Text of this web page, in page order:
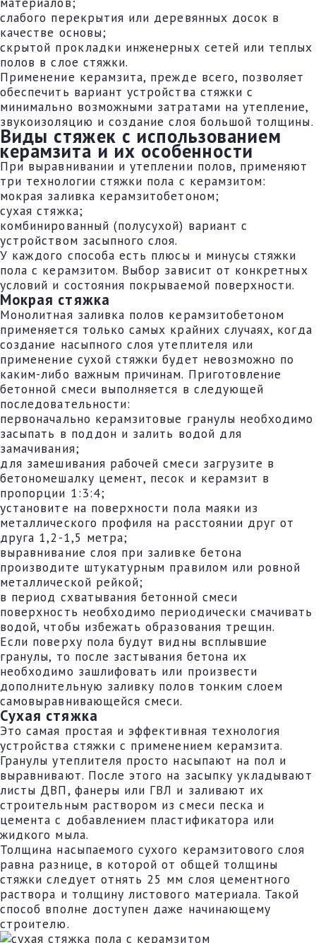
слабого перекрытия или деревянных досок в
качестве основы;
скрытой прокладки инженерных сетей или теплых
полов в слое стяжки.
Применение керамзита, прежде всего, позволяет
обеспечить вариант устройства стяжки с
минимально возможными затратами на утепление,
звукоизоляцию и создание слоя большой толщины.
Виды стяжек с использованием
керамзита и их особенности
При выравнивании и утеплении полов, применяют
три технологии стяжки пола с керамзитом:
мокрая заливка керамзитобетоном;
сухая стяжка;
комбинированный (полусухой) вариант с
устройством засыпного слоя.
У каждого способа есть плюсы и минусы стяжки
пола с керамзитом. Выбор зависит от конкретных
условий и состояния покрываемой поверхности.
Мокрая стяжка
Монолитная заливка полов керамзитобетоном
применяется только самых крайних случаях, когда
создание насыпного слоя утеплителя или
применение сухой стяжки будет невозможно по
каким-либо важным причинам. Приготовление
бетонной смеси выполняется в следующей
последовательности:
первоначально керамзитовые гранулы необходимо
засыпать в поддон и залить водой для
замачивания;
для замешивания рабочей смеси загрузите в
бетономешалку цемент, песок и керамзит в
пропорции 1:3:4;
установите на поверхности пола маяки из
металлического профиля на расстоянии друг от
друга 1,2-1,5 метра;
выравнивание слоя при заливке бетона
производите штукатурным правилом или ровной
металлической рейкой;
в период схватывания бетонной смеси
поверхность необходимо периодически смачивать
водой, чтобы избежать образования трещин.
Если поверху пола будут видны всплывшие
гранулы, то после застывания бетона их
необходимо зашлифовать или произвести
дополнительную заливку полов тонким слоем
самовыравнивающейся смеси.
Сухая стяжка
Это самая простая и эффективная технология
устройства стяжки с применением керамзита.
Гранулы утеплителя просто насыпают на пол и
выравнивают. После этого на засыпку укладывают
листы ДВП, фанеры или ГВЛ и заливают их
строительным раствором из смеси песка и
цемента с добавлением пластификатора или
жидкого мыла.
Толщина насыпаемого сухого керамзитового слоя
равна разнице, в которой от общей толщины
стяжки следует отнять 25 мм слоя цементного
раствора и толщину листового материала. Такой
способ вполне доступен даже начинающему
строителю.